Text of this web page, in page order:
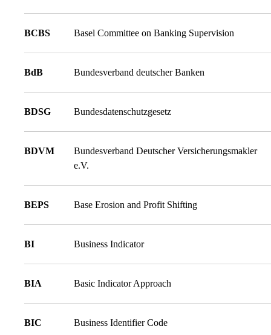
BCBS Basel Committee on Banking Supervision
BdB Bundesverband deutscher Banken
BDSG Bundesdatenschutzgesetz
BDVM
Bundesverband Deutscher Versicherungsmakler
e.V.
BEPS Base Erosion and Profit Shifting
BI Business Indicator
BIA Basic Indicator Approach
BIC Business Identifier Code